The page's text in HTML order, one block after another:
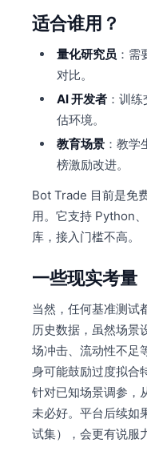
适合谁用？
量化研究员 ：
对比。
AI 开发者：训练
估环境。
教育场景：教学
榜激励改进。
Bot Trade 目前是免
用。它支持 Python
库，接入门槛不高。
一些现实考量
当然，任何基准测试
历史数据，虽然场景
场冲击、流动性不足
身可能鼓励过度拟
针对已知场景调参，
未必好。平台后续如
试集），会更有说服